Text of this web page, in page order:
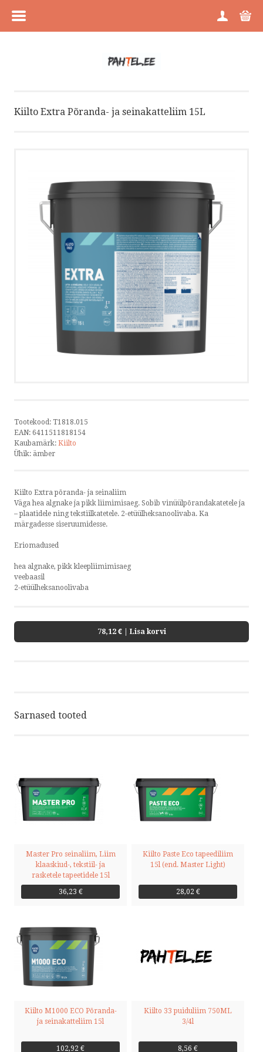
KAUBAMÄRGID
KONTAKT
VÕTA ÜHENDUST
Kiilto Extra Põranda- ja seinakatteliim 15L
Tootekood: T1818.015
EAN: 6411511818154
Kaubamärk: Kiilto
Ühik: ämber
Kiilto Extra põranda- ja seinaliim
Väga hea algnake ja pikk liimimisaeg. Sobib vinüülpõrandakatetele ja
– plaatidele ning tekstiilkatetele. 2-etüülheksanoolivaba. Ka
märgadesse siseruumidesse.
Eriomadused
hea algnake, pikk kleepliimimisaeg
veebaasil
2-etüülheksanoolivaba
78,12 € | Lisa korvi
Sarnased tooted
Master Pro seinaliim, Liim
klaaskiud-, tekstiil- ja
rasketele tapeetidele 15l
36,23 €
Kiilto Paste Eco tapeediliim
15l (end. Master Light)
28,02 €
Kiilto M1000 ECO Põranda-
ja seinakatteliim 15l
102,92 €
Kiilto 33 puiduliim 750ML
3/4l
8,56 €